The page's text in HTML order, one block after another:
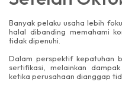
Banyak pelaku usaha lebih
halal dibanding memahami
tidak dipenuhi.
Dalam perspektif kepatuhan
sertifikasi, melainkan
ketika perusahaan dianggap